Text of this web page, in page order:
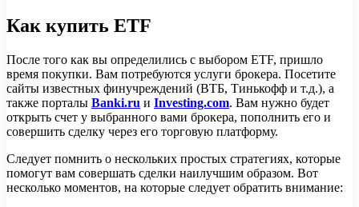
Как купить ETF
После того как вы определились с выбором ETF, пришло
время покупки. Вам потребуются услуги брокера. Посетите
сайты известных финучреждений (ВТБ, Тинькофф и т.д.), а
также порталы Banki.ru и Investing.com. Вам нужно будет
открыть счет у выбранного вами брокера, пополнить его и
совершить сделку через его торговую платформу.
Следует помнить о нескольких простых стратегиях, которые
помогут вам совершать сделки наилучшим образом. Вот
несколько моментов, на которые следует обратить внимание: